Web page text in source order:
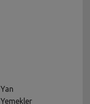
Yan
Yemekler